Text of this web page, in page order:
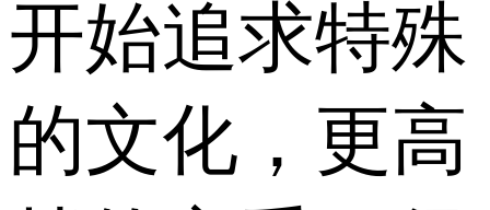
开始追求特殊
的文化，更高